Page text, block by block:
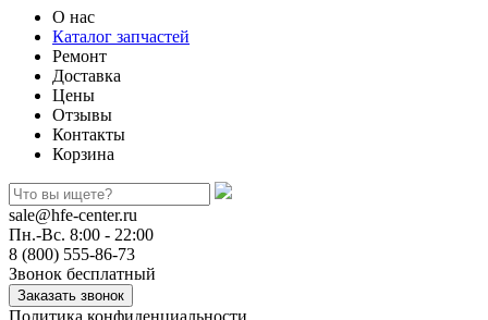
О нас
Каталог запчастей
Ремонт
Доставка
Цены
Отзывы
Контакты
Корзина
sale@hfe-center.ru
Пн.-Вс. 8:00 - 22:00
8 (800) 555-86-73
Звонок бесплатный
Политика конфиденциальности